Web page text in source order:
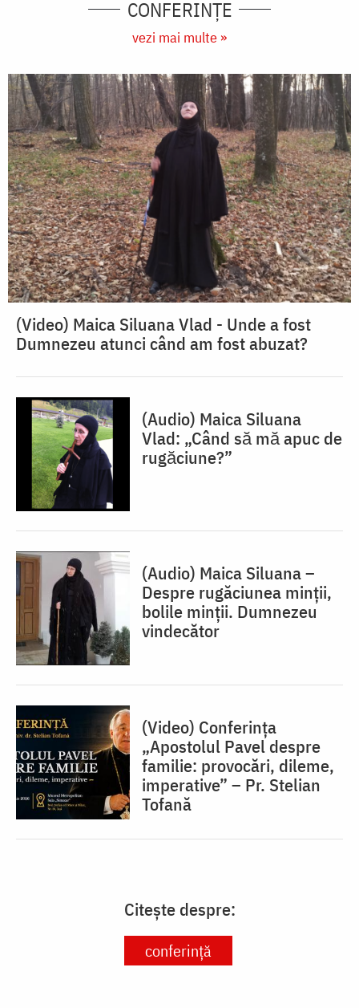
CONFERINȚE
vezi mai multe »
(Video) Maica Siluana Vlad - Unde a fost
Dumnezeu atunci când am fost abuzat?
(Audio) Maica Siluana
Vlad: „Când să mă apuc de
rugăciune?”
(Audio) Maica Siluana –
Despre rugăciunea minții,
bolile minții. Dumnezeu
vindecător
(Video) Conferința
„Apostolul Pavel despre
familie: provocări, dileme,
imperative” – Pr. Stelian
Tofană
Citește despre:
conferință